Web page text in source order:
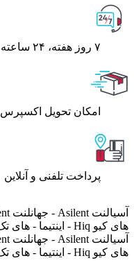
۷ روز ﻫﻔﺘﻪ، ۲۴ ﺳﺎﻋﺘﻪ
اﻣﮑﺎن ﺗﺤﻮﯾﻞ اﮐﺴﭙﺮس
پرداخت تلفنی و آنلاین
های کیو Hiq - اینتیما - های تک Hitec -
های کیو Hiq - اینتیما - های تک Hitec -